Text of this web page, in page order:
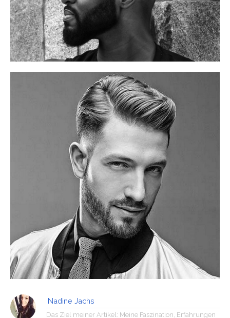
Nadine Jachs
Das Ziel meiner Artikel: Meine Faszination, Erfahrungen